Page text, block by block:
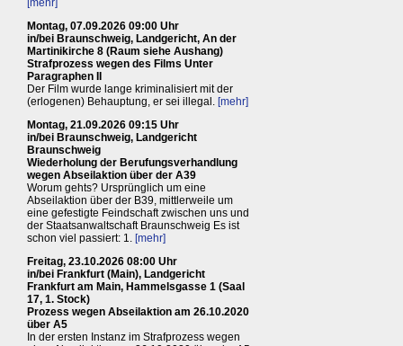
[mehr]
Montag, 07.09.2026 09:00 Uhr
in/bei Braunschweig, Landgericht, An der
Martinikirche 8 (Raum siehe Aushang)
Strafprozess wegen des Films Unter
Paragraphen II
Der Film wurde lange kriminalisiert mit der
(erlogenen) Behauptung, er sei illegal. [mehr]
Montag, 21.09.2026 09:15 Uhr
in/bei Braunschweig, Landgericht
Braunschweig
Wiederholung der Berufungsverhandlung
wegen Abseilaktion über der A39
Worum gehts? Ursprünglich um eine
Abseilaktion über der B39, mittlerweile um
eine gefestigte Feindschaft zwischen uns und
der Staatsanwaltschaft Braunschweig Es ist
schon viel passiert: 1. [mehr]
Freitag, 23.10.2026 08:00 Uhr
in/bei Frankfurt (Main), Landgericht
Frankfurt am Main, Hammelsgasse 1 (Saal
17, 1. Stock)
Prozess wegen Abseilaktion am 26.10.2020
über A5
In der ersten Instanz im Strafprozess wegen